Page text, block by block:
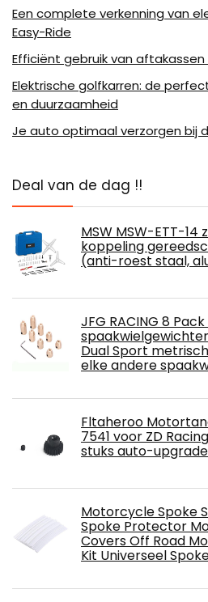
Een complete verkenning van
Easy-Ride
Efficiënt gebruik van
Elektrische golfkarren: de
en duurzaamheid
Je auto optimaal verzorgen bij
Deal van de dag !!
MSW MSW-ETT-
koppeling
(anti-roest staal,
JFG RACING 8
Dual Sport
elke andere
Fltaheroo
7541 voor ZD
stuks auto-
Motorcycle Spoke
Spoke Protector
Covers Off Road
Kit Universeel